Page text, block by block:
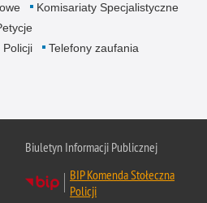
Komisariaty Specjalistyczne
Policji
Telefony zaufania
Biuletyn Informacji Publicznej
BIP Komenda Stołeczna
Policji